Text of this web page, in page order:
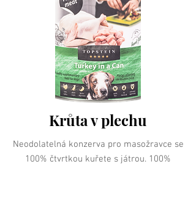
Krůta v plechu
Neodolatelná konzerva pro masožravce se
100% čtvrtkou kuřete s játrou. 100%